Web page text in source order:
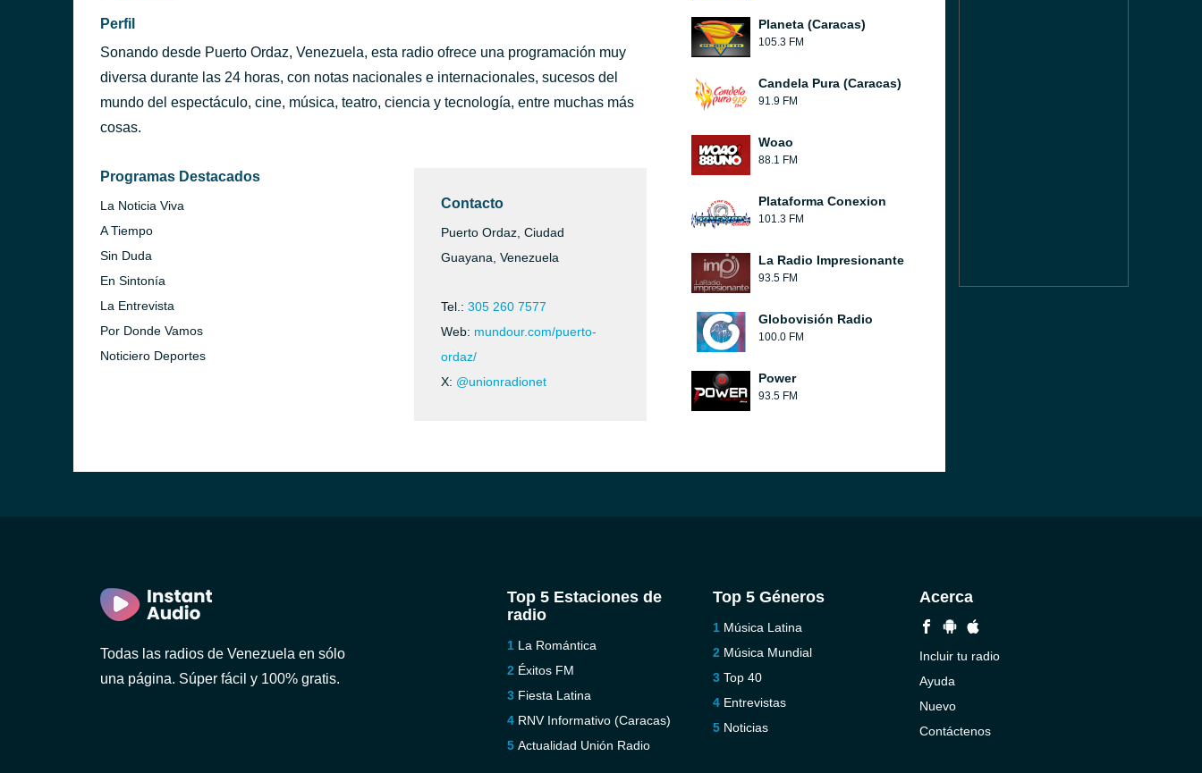
Perfil
Sonando desde Puerto Ordaz, Venezuela, esta radio ofrece una programación muy
diversa durante las 24 horas, con notas nacionales e internacionales, sucesos del
mundo del espectáculo, cine, música, teatro, ciencia y tecnología, entre muchas más
cosas.
Programas Destacados
La Noticia Viva
A Tiempo
Sin Duda
En Sintonía
La Entrevista
Por Donde Vamos
Noticiero Deportes
Contacto
Puerto Ordaz, Ciudad
Guayana, Venezuela
Tel.: 305 260 7577
Web: mundour.com/puerto-
ordaz/
X: @unionradionet
Planeta (Caracas)
105.3 FM
Candela Pura (Caracas)
91.9 FM
Woao
88.1 FM
Plataforma Conexion
101.3 FM
La Radio Impresionante
93.5 FM
Globovisión Radio
100.0 FM
Power
93.5 FM
Todas las radios de Venezuela en sólo
una página. Súper fácil y 100% gratis.
Top 5 Estaciones de
radio
La Romántica
Éxitos FM
Fiesta Latina
RNV Informativo (Caracas)
Actualidad Unión Radio
Top 5 Géneros
Música Latina
Música Mundial
Top 40
Entrevistas
Noticias
Acerca
Incluir tu radio
Ayuda
Nuevo
Contáctenos